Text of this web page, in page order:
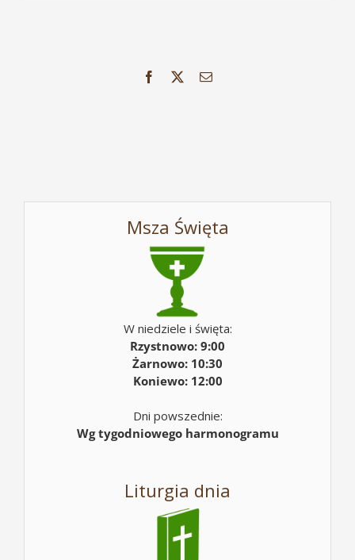
Facebook Email
Msza Święta
W niedziele i święta:
Rzystnowo: 9:00
Żarnowo: 10:30
Koniewo: 12:00
Dni powszednie:
Wg tygodniowego harmonogramu
Liturgia dnia